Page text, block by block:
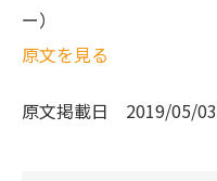
ー）
原文を見る
原文掲載日 2019/05/03